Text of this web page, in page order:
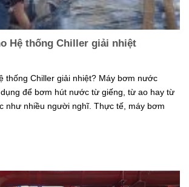
Hệ thống Chiller giải nhiệt
thống Chiller giải nhiệt? Máy bơm nước
để bơm hút nước từ giếng, từ ao hay từ
như nhiều người nghĩ. Thực tế, máy bơm